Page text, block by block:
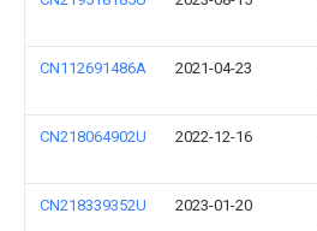
CN112691486A 2021-04-23
CN218064902U 2022-12-16
CN218339352U 2023-01-20